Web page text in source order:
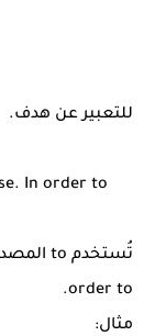
للتعبير عن هدف.
In order to
order to.
مثال: